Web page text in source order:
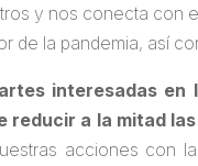
y nos conecta con
la pandemia, así
interesadas
reducir a la mitad
acciones con